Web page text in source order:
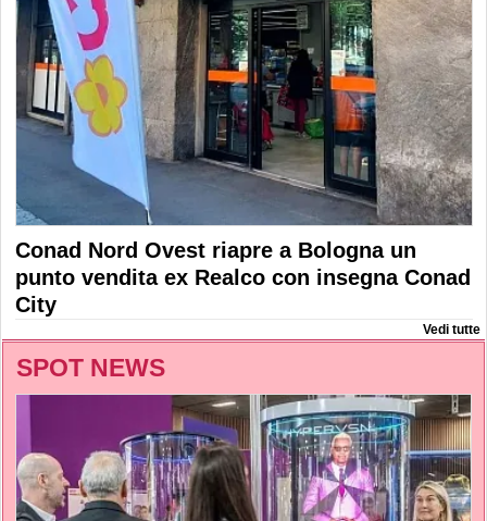
Conad Nord Ovest riapre a Bologna un
punto vendita ex Realco con insegna Conad
City
Vedi tutte
SPOT NEWS